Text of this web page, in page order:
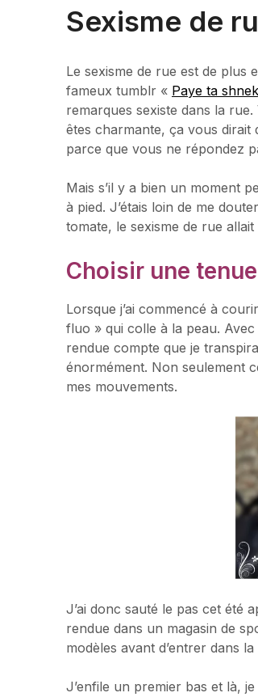
Sexisme de
Le sexisme de rue est de plus
fameux tumblr « Paye ta shnek
remarques sexiste dans la
êtes charmante, ça vous
parce que vous ne répondez
Mais s’il y a bien un moment
à pied. J’étais loin de me
tomate, le sexisme de rue
Choisir une
Lorsque j’ai commencé à
fluo » qui colle à la peau. Avec
rendue compte que je
énormément. Non seulement
mes mouvements.
J’ai donc sauté le pas cet été
rendue dans un magasin de
modèles avant d’entrer dans la
J’enfile un premier bas et là,